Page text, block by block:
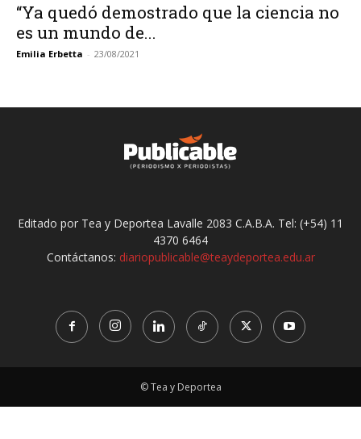
“Ya quedó demostrado que la ciencia no
es un mundo de...
Emilia Erbetta - 23/08/2021
Editado por Tea y Deportea Lavalle 2083 C.A.B.A. Tel: (+54) 11
4370 6464
Contáctanos: diariopublicable@teaydeportea.edu.ar
© Tea y Deportea